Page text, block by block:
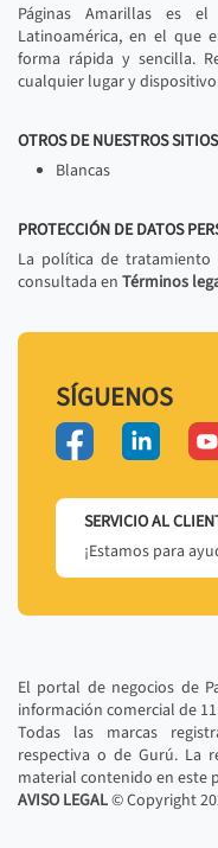
Páginas Amarillas es
Latinoamérica, en el que
forma rápida y sencilla.
cualquier lugar y
OTROS DE NUESTROS SITIOS
Blancas
PROTECCIÓN DE DATOS
La política de
consultada en Términos
SÍGUENOS
SERVICIO AL
¡Estamos para
El portal de negocios de
información comercial de
Todas las marcas
respectiva o de Gurú. La
material contenido en este
AVISO LEGAL© Copyright